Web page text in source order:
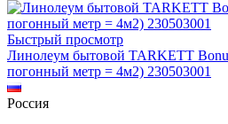
Быстрый просмотр
Линолеум бытовой TARKETT
погонный метр = 4м2) 230503001
Россия